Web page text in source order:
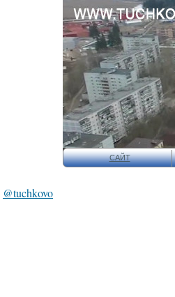
САЙТ
@tuchkovo